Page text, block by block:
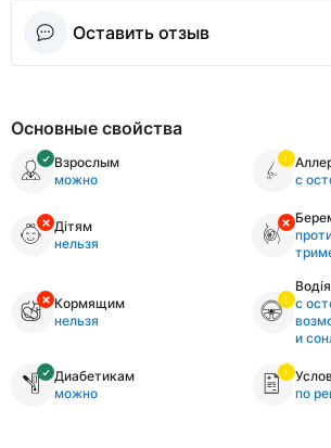
Оставить отзыв
Основные свойства
Взрослым
можно
с
Дітям
нельзя
Кормящим
нельзя
с
и
Диабетикам
можно
по